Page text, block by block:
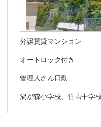
分譲賃貸マンション
オートロック付き
管理人さん日勤
渦が森小学校、住吉中学